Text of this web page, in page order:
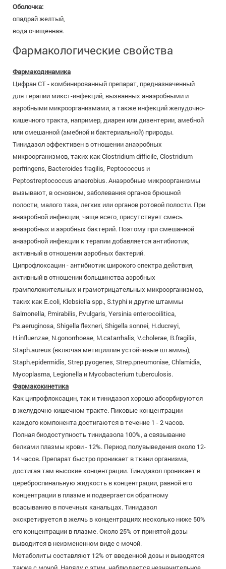
Оболочка:
опадрай желтый,
вода очищенная.
Фармакологические свойства
Фармакодинамика
Цифран СТ - комбинированный препарат, предназначенный
для терапии микст-инфекций, вызванных анаэробными и
аэробными микроорганизмами, а также инфекций желудочно-
кишечного тракта, например, диареи или дизентерии, амебной
или смешанной (амебной и бактериальной) природы.
Тинидазол эффективен в отношении анаэробных
микроорганизмов, таких как Clostridium difficile, Clostridium
perfringens, Bacteroides fragilis, Peptococcus и
Peptostreptococcus anaerobius. Анаэробные микроорганизмы
вызывают, в основном, заболевания органов брюшной
полости, малого таза, легких или органов ротовой полости. При
анаэробной инфекции, чаще всего, присутствует смесь
анаэробных и аэробных бактерий. Поэтому при смешанной
анаэробной инфекции к терапии добавляется антибиотик,
активный в отношении аэробных бактерий.
Ципрофлоксацин - антибиотик широкого спектра действия,
активный в отношении большинства аэробных
грамположительных и грамотрицательных микроорганизмов,
таких как E.coli, Klebsiella spp., S.typhi и другие штаммы
Salmonella, P.mirabilis, P.vulgaris, Yersinia enterocoilitica,
Ps.aeruginosa, Shigella flexneri, Shigella sonnei, H.ducreyi,
H.influenzae, N.gonorrhoeae, M.catarrhalis, V.cholerae, B.fragilis,
Staph.aureus (включая метициллин устойчивые штаммы),
Staph.epidermidis, Strep.pyogenes, Strep.pneumoniae, Chlamidia,
Mycoplasma, Legionella и Mycobacterium tuberculosis.
Фармакокинетика
Как ципрофлоксацин, так и тинидазол хорошо абсорбируются
в желудочно-кишечном тракте. Пиковые концентрации
каждого компонента достигаются в течение 1 - 2 часов.
Полная биодоступность тинидазола 100%, а связывание
белками плазмы крови - 12%. Период полувыведения около 12-
14 часов. Препарат быстро проникает в ткани организма,
достигая там высокие концентрации. Тинидазол проникает в
цереброспинальную жидкость в концентрации, равной его
концентрации в плазме и подвергается обратному
всасыванию в почечных канальцах. Тинидазол
экскретируется в желчь в концентрациях несколько ниже 50%
его концентрации в плазме. Около 25% от принятой дозы
выводится в неизмененном виде с мочой.
Метаболиты составляют 12% от введенной дозы и выводятся